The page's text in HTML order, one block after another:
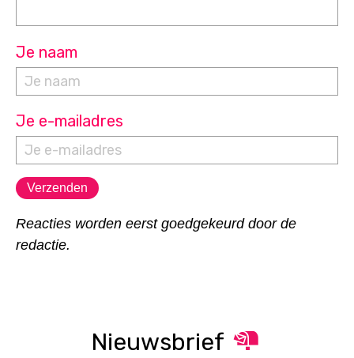
Je naam
Je e-mailadres
Reacties worden eerst goedgekeurd door de
redactie.
Nieuwsbrief